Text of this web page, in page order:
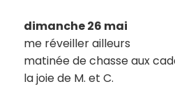
dimanche 26 mai
me réveiller ailleurs
matinée de chasse aux
la joie de M. et C.